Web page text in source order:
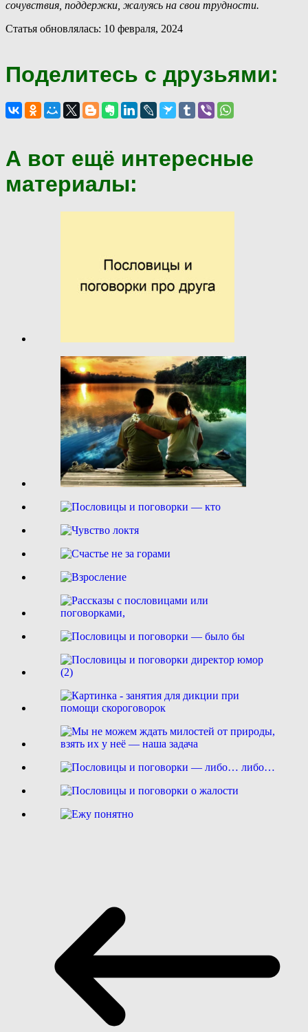
сочувствия, поддержки, жалуясь на свои трудности.
Статья обновлялась: 10 февраля, 2024
Поделитесь с друзьями:
А вот ещё интересные
материалы: